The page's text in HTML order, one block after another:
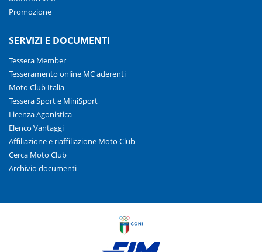
Promozione
SERVIZI E DOCUMENTI
Tessera Member
Tesseramento online MC aderenti
Moto Club Italia
Tessera Sport e MiniSport
Licenza Agonistica
Elenco Vantaggi
Affiliazione e riaffiliazione Moto Club
Cerca Moto Club
Archivio documenti